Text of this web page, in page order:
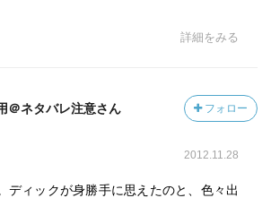
詳細をみる
＠ネタバレ注意さん フォロー
2012.11.28
ディックが身勝手に思えたのと、色々出